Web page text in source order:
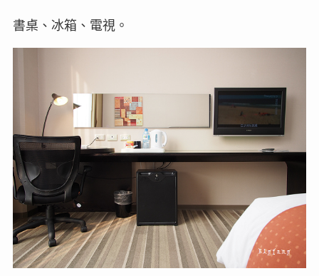
書桌、冰箱、電視。